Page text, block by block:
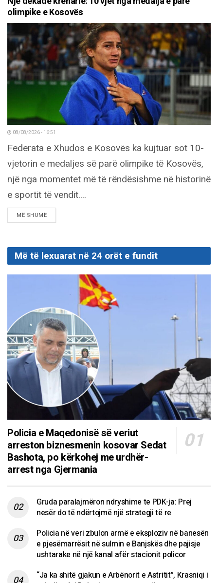
olimpike e Kosovës
08/08/2026 - 16:51
Federata e Xhudos e Kosovës ka kujtuar sot 10-
vjetorin e medaljes së parë olimpike të Kosovës,
një nga momentet më të rëndësishme në historinë
e sportit të vendit....
MË SHUMËDETAILS
Më të lexuarat në 24 orët e fundit
Policia e Maqedonisë së veriut
arreston biznesmenin kosovar Sedat
Bashota, po kërkohej me urdhër-
arrest nga Gjermania
Gruda paralajmëron ndryshime te PDK-ja: Prej
nesër do të ndërtojmë një strategji të re
Policia në veri zbulon armë e eksploziv në banesën
e pjesëmarrësit në sulmin e Banjskës dhe pajisje
ushtarake në një kanal afër stacionit policor
“Ja ka shitë gjakun e Arbënorit e Astritit”, Krasniqi i